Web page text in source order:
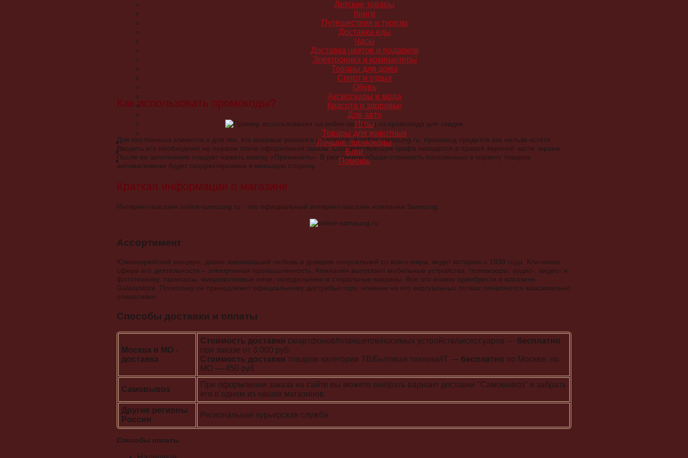
Как использовать промокоды?
Для постоянных клиентов и для тех, кто впервые решился на покупку в online-samsung.ru, промокод придется как нельзя кстати.
Вводить его необходимо на первом этапе оформления заказа. Соответствующая графа находится в правой верхней части экрана.
После ее заполнения следует нажать кнопку «Применить». В результате общая стоимость положенных в корзину товаров
автоматически будет скорректирована в меньшую сторону.
Краткая информация о магазине
Интернет-магазин online-samsung.ru - это официальный интернет-магазин компании Samsung.
Ассортимент
Южнокорейский концерн, давно завоевавший любовь и доверие покупателей со всего мира, ведет историю с 1938 года. Ключевая
сфера его деятельности – электронная промышленность. Компания выпускает мобильные устройства, телевизоры, аудио-, видео- и
фототехнику, пылесосы, микроволновые печи, холодильники и стиральные машины. Все это можно приобрести в магазине
Galaxystore. Поскольку он принадлежит официальному дистрибьютору, новинки на его виртуальных полках появляются максимально
оперативно.
Способы доставки и оплаты
Москва и МО -
доставка
Стоимость доставки смартфонов/планшетов/носимых устройств/аксессуаров — бесплатно
при заказе от 3 000 руб.
Стоимость доставки товаров категории ТВ/Бытовая техника/IT — бесплатно по Москве, по
МО — 450 руб
Самовывоз
При оформлении заказа на сайте вы можете выбрать вариант доставки "Самовывоз" и забрать
его в одном из наших магазинов.
Другие регионы
России
Региональная курьерская служба
Способы оплаты
Детские товары
Книги
Путешествия и туризм
Доставка еды
Часы
Доставка цветов и подарков
Электроника и компьютеры
Товары для дома
Спорт и отдых
Обувь
Аксессуары и мода
Красота и здоровье
Для авто
Игры
Товары для животных
Лучшие промокоды
Блог
Помощь